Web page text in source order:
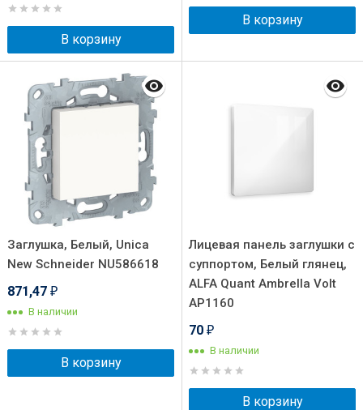
В корзину
В корзину
Заглушка, Белый, Unica
New Schneider NU586618
871,47 ₽
В наличии
В корзину
Лицевая панель заглушки с
суппортом, Белый глянец,
ALFA Quant Ambrella Volt
AP1160
70 ₽
В наличии
В корзину